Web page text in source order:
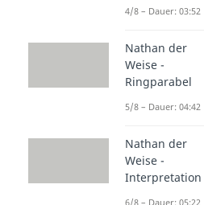
geht
wird
starker
ihn
4/8 – Dauer: 03:52
Nathan der
Weise -
Ringparabel
5/8 – Dauer: 04:42
Nathan der
Weise -
Interpretation
6/8 – Dauer: 05:22